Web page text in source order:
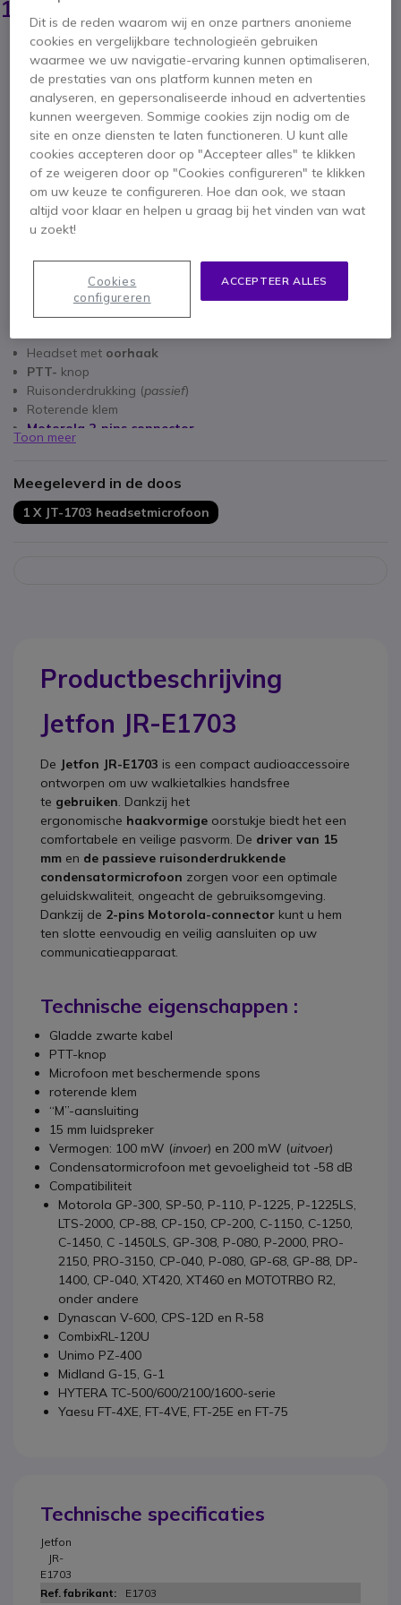
11,95 €
Aantal
IN WINKELWAGEN
OFFERTE BINNEN 4 UUR
27 productenop voorraad Levering: 24/48 h
3 maanden Fabrieksgarantie
Headset met oorhaak
PTT- knop
Ruisonderdrukking (passief)
Roterende klem
Motorola 2-pins connector
Toon meer
Meegeleverd in de doos
1 X JT-1703 headsetmicrofoon
Productbeschrijving
Jetfon JR-E1703
De Jetfon JR-E1703 is een compact audioaccessoire
ontworpen om uw walkietalkies handsfree
te gebruiken. Dankzij het
ergonomische haakvormige oorstukje biedt het een
comfortabele en veilige pasvorm. De driver van 15
mm en de passieve ruisonderdrukkende
condensatormicrofoon zorgen voor een optimale
geluidskwaliteit, ongeacht de gebruiksomgeving.
Dankzij de 2-pins Motorola-connector kunt u hem
ten slotte eenvoudig en veilig aansluiten op uw
communicatieapparaat.
Technische eigenschappen :
Gladde zwarte kabel
PTT-knop
Microfoon met beschermende spons
roterende klem
“M”-aansluiting
15 mm luidspreker
Vermogen: 100 mW (invoer) en 200 mW (uitvoer)
Condensatormicrofoon met gevoeligheid tot -58 dB
Compatibiliteit
Motorola GP-300, SP-50, P-110, P-1225, P-1225LS,
LTS-2000, CP-88, CP-150, CP-200, C-1150, C-1250,
C-1450, C -1450LS, GP-308, P-080, P-2000, PRO-
2150, PRO-3150, CP-040, P-080, GP-68, GP-88, DP-
1400, CP-040, XT420, XT460 en MOTOTRBO R2,
onder andere
Dynascan V-600, CPS-12D en R-58
CombixRL-120U
Unimo PZ-400
Midland G-15, G-1
HYTERA TC-500/600/2100/1600-serie
Yaesu FT-4XE, FT-4VE, FT-25E en FT-75
Technische specificaties
Jetfon
JR-
E1703
E1703
Dit is de reden waarom wij en onze partners anonieme
cookies en vergelijkbare technologieën gebruiken
waarmee we uw navigatie-ervaring kunnen optimaliseren,
de prestaties van ons platform kunnen meten en
analyseren, en gepersonaliseerde inhoud en advertenties
kunnen weergeven. Sommige cookies zijn nodig om de
site en onze diensten te laten functioneren. U kunt alle
cookies accepteren door op "Accepteer alles" te klikken
of ze weigeren door op "Cookies configureren" te klikken
om uw keuze te configureren. Hoe dan ook, we staan
altijd voor klaar en helpen u graag bij het vinden van wat
u zoekt!
ACCEPTEER ALLES
Cookies
configureren